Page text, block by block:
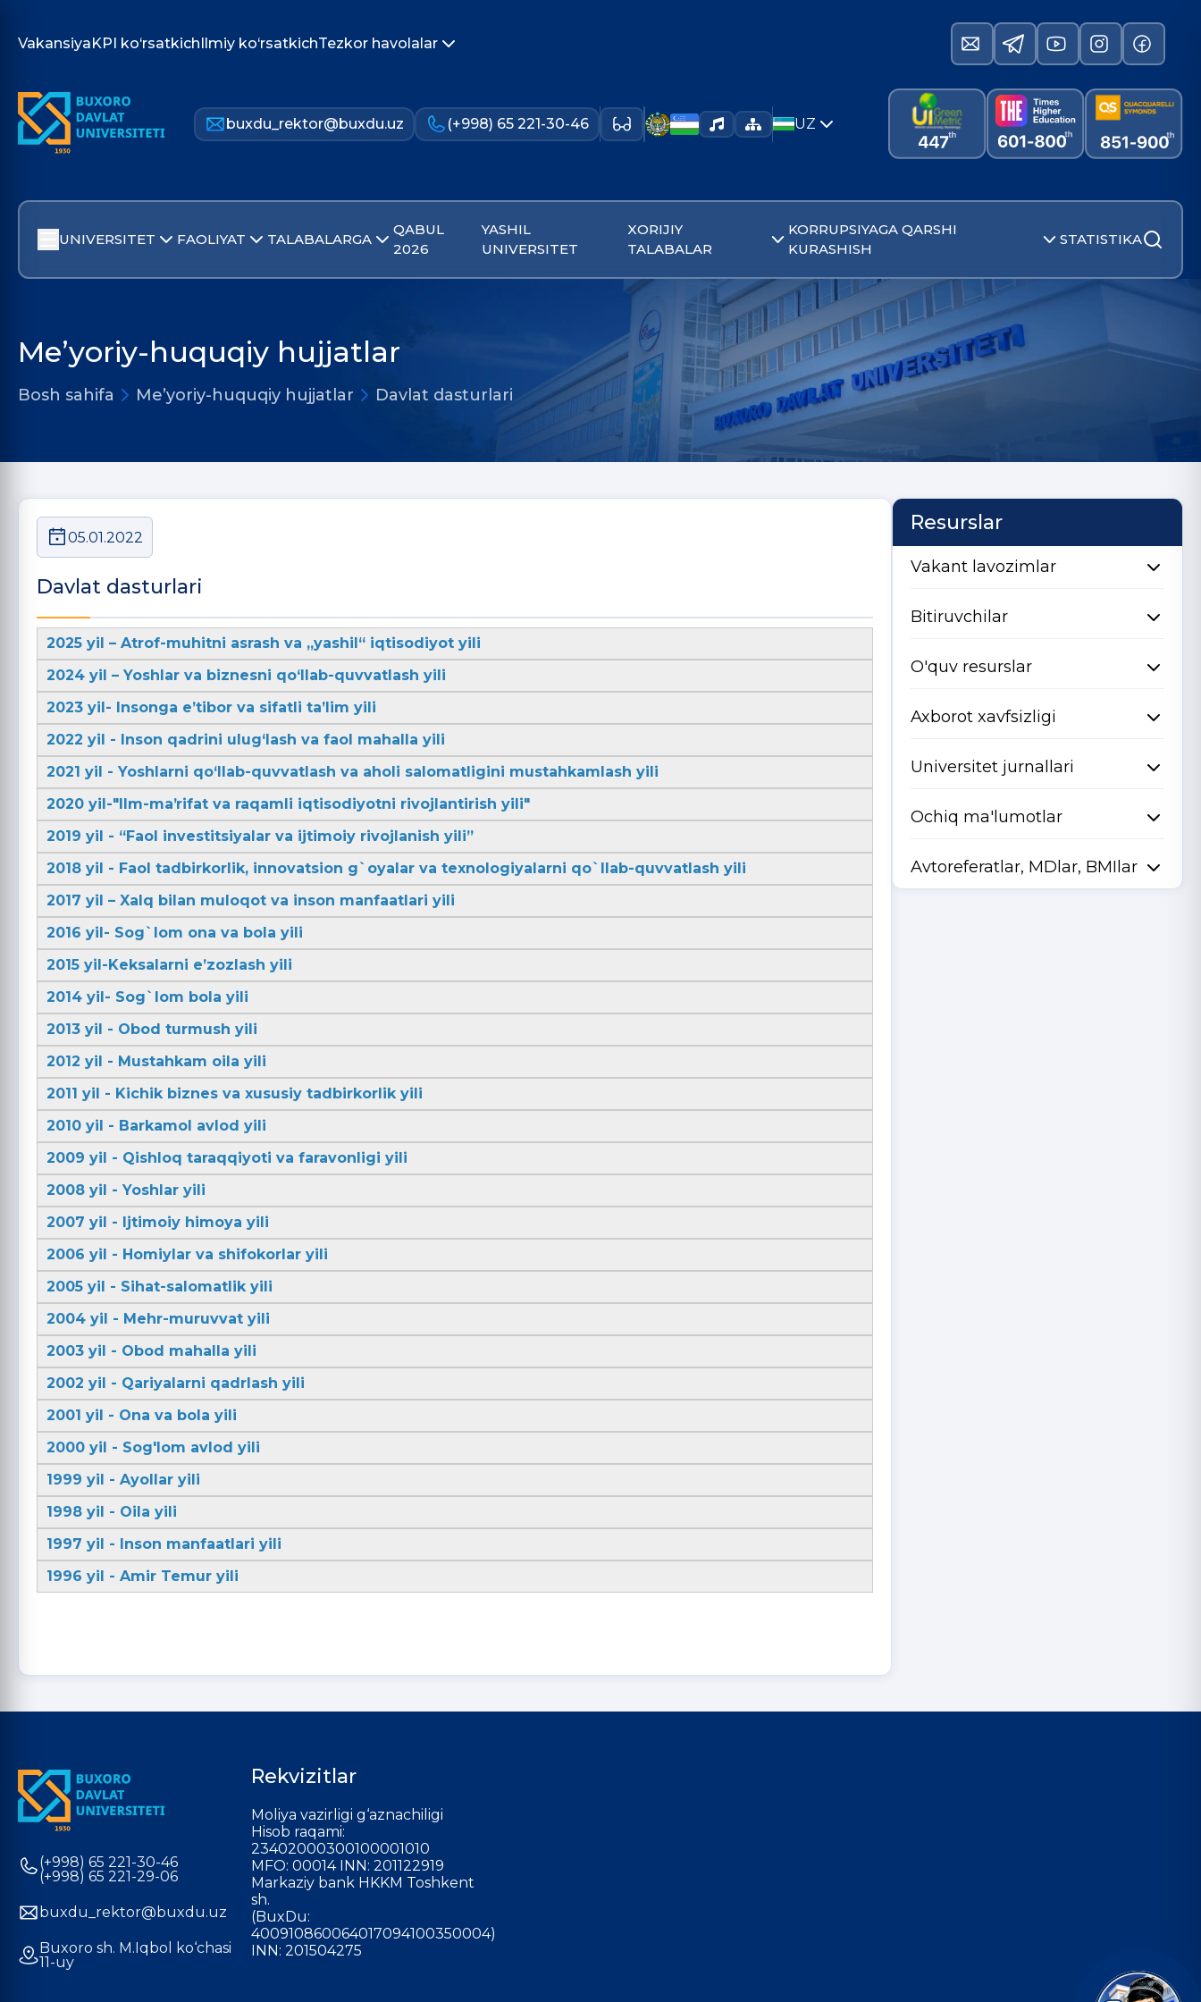
VakansiyaKPI ko‘rsatkichIlmiy ko‘rsatkichTezkor havolalar
buxdu_rektor@buxdu.uz (+998) 65 221-30-46 UZ
UNIVERSITET FAOLIYAT TALABALARGA
QABUL
2026
YASHIL
UNIVERSITET
XORIJIY
TALABALAR
KORRUPSIYAGA QARSHI
KURASHISH
STATISTIKA
Me’yoriy-huquqiy hujjatlar
Bosh sahifa Me’yoriy-huquqiy hujjatlar Davlat dasturlari
05.01.2022
Davlat dasturlari
2025 yil – Atrof-muhitni asrash va „yashil“ iqtisodiyot yili
2024 yil – Yoshlar va biznesni qo‘llab-quvvatlash yili
2023 yil- Insonga e’tibor va sifatli ta’lim yili
2022 yil - Inson qadrini ulug‘lash va faol mahalla yili
2021 yil - Yoshlarni qo‘llab-quvvatlash va aholi salomatligini mustahkamlash yili
2020 yil-"Ilm-maʼrifat va raqamli iqtisodiyotni rivojlantirish yili"
2019 yil - “Faol investitsiyalar va ijtimoiy rivojlanish yili”
2018 yil - Faol tadbirkorlik, innovatsion g`oyalar va texnologiyalarni qo`llab-quvvatlash yili
2017 yil – Xalq bilan muloqot va inson manfaatlari yili
2016 yil- Sog`lom ona va bola yili
2015 yil-Keksalarni e’zozlash yili
2014 yil- Sog`lom bola yili
2013 yil - Obod turmush yili
2012 yil - Mustahkam oila yili
2011 yil - Kichik biznes va xususiy tadbirkorlik yili
2010 yil - Barkamol avlod yili
2009 yil - Qishloq taraqqiyoti va faravonligi yili
2008 yil - Yoshlar yili
2007 yil - Ijtimoiy himoya yili
2006 yil - Homiylar va shifokorlar yili
2005 yil - Sihat-salomatlik yili
2004 yil - Mehr-muruvvat yili
2003 yil - Obod mahalla yili
2002 yil - Qariyalarni qadrlash yili
2001 yil - Ona va bola yili
2000 yil - Sog'lom avlod yili
1999 yil - Ayollar yili
1998 yil - Oila yili
1997 yil - Inson manfaatlari yili
1996 yil - Amir Temur yili
Resurslar
Vakant lavozimlar
Bitiruvchilar
O'quv resurslar
Axborot xavfsizligi
Universitet jurnallari
Ochiq ma'lumotlar
Avtoreferatlar, MDlar, BMIlar
(+998) 65 221-30-46
(+998) 65 221-29-06
buxdu_rektor@buxdu.uz
Buxoro sh. M.Iqbol ko‘chasi
11-uy
Rekvizitlar
Moliya vazirligi g‘aznachiligi
Hisob raqami:
23402000300100001010
MFO: 00014 INN: 201122919
Markaziy bank HKKM Toshkent
sh.
(BuxDu:
400910860064017094100350004)
INN: 201504275